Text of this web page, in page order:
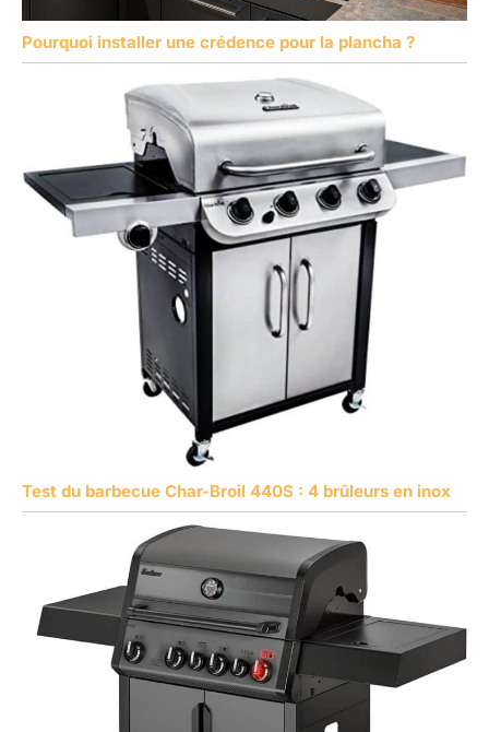
Pourquoi installer une crédence pour la plancha ?
Test du barbecue Char-Broil 440S : 4 brûleurs en inox